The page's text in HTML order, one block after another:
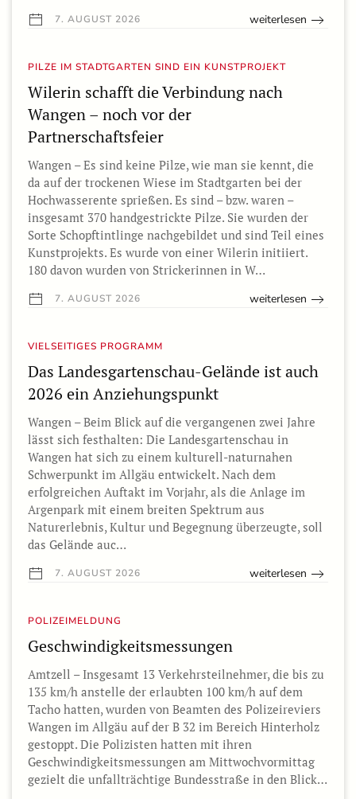
7. AUGUST 2026 weiterlesen
PILZE IM STADTGARTEN SIND EIN KUNSTPROJEKT
Wilerin schafft die Verbindung nach
Wangen – noch vor der
Partnerschaftsfeier
Wangen – Es sind keine Pilze, wie man sie kennt, die
da auf der trockenen Wiese im Stadtgarten bei der
Hochwasserente sprießen. Es sind – bzw. waren –
insgesamt 370 handgestrickte Pilze. Sie wurden der
Sorte Schopftintlinge nachgebildet und sind Teil eines
Kunstprojekts. Es wurde von einer Wilerin initiiert.
180 davon wurden von Strickerinnen in W…
7. AUGUST 2026 weiterlesen
VIELSEITIGES PROGRAMM
Das Landesgartenschau-Gelände ist auch
2026 ein Anziehungspunkt
Wangen – Beim Blick auf die vergangenen zwei Jahre
lässt sich festhalten: Die Landesgartenschau in
Wangen hat sich zu einem kulturell-naturnahen
Schwerpunkt im Allgäu entwickelt. Nach dem
erfolgreichen Auftakt im Vorjahr, als die Anlage im
Argenpark mit einem breiten Spektrum aus
Naturerlebnis, Kultur und Begegnung überzeugte, soll
das Gelände auc…
7. AUGUST 2026 weiterlesen
POLIZEIMELDUNG
Geschwindigkeitsmessungen
Amtzell – Insgesamt 13 Verkehrsteilnehmer, die bis zu
135 km/h anstelle der erlaubten 100 km/h auf dem
Tacho hatten, wurden von Beamten des Polizeireviers
Wangen im Allgäu auf der B 32 im Bereich Hinterholz
gestoppt. Die Polizisten hatten mit ihren
Geschwindigkeitsmessungen am Mittwochvormittag
gezielt die unfallträchtige Bundesstraße in den Blick…